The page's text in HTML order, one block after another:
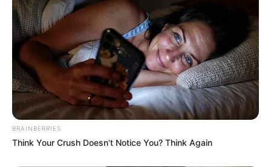
BRAINBERRIES
Think Your Crush Doesn't Notice You? Think Again